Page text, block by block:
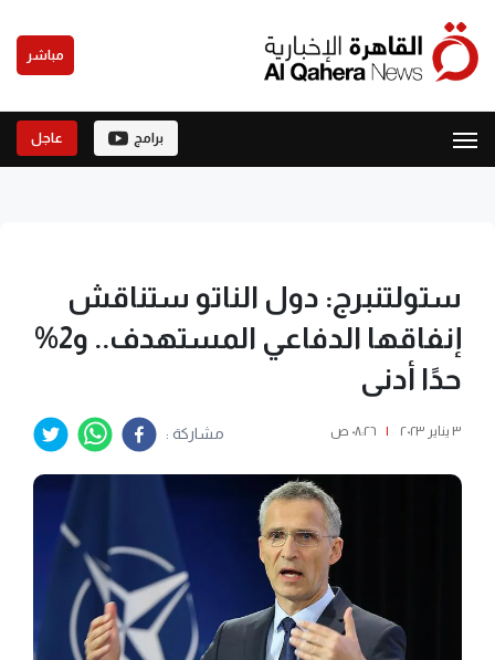
مباشر
برامج عاجل
ستولتنبرج: دول الناتو ستناقش
إنفاقها الدفاعي‭ ‬المستهدف.. و2%
حدًا أدنى
٣ يناير ٢٠٢٣ | ٠٨:٢٦ ص مشاركة :